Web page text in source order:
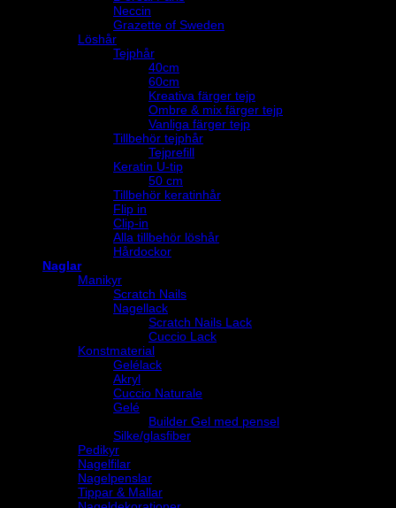
Neccin
Grazette of Sweden
Löshår
Tejphår
40cm
60cm
Kreativa färger tejp
Ombre & mix färger tejp
Vanliga färger tejp
Tillbehör tejphår
Tejprefill
Keratin U-tip
50 cm
Tillbehör keratinhår
Flip in
Clip-in
Alla tillbehör löshår
Hårdockor
Naglar
Manikyr
Scratch Nails
Nagellack
Scratch Nails Lack
Cuccio Lack
Konstmaterial
Gelélack
Akryl
Cuccio Naturale
Gelé
Builder Gel med pensel
Silke/glasfiber
Pedikyr
Nagelfilar
Nagelpenslar
Tippar & Mallar